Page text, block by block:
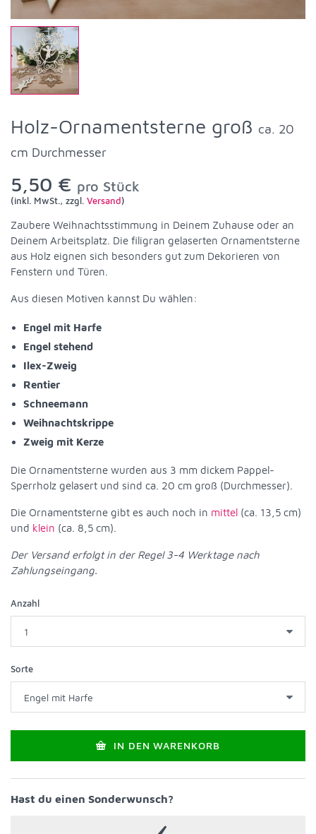
Holz-Ornamentsterne groß ca. 20
cm Durchmesser
5,50 € pro Stück
(inkl. MwSt., zzgl. Versand)
Zaubere Weihnachtsstimmung in Deinem Zuhause oder an
Deinem Arbeitsplatz. Die filigran gelaserten Ornamentsterne
aus Holz eignen sich besonders gut zum Dekorieren von
Fenstern und Türen.
Aus diesen Motiven kannst Du wählen:
Engel mit Harfe
Engel stehend
Ilex-Zweig
Rentier
Schneemann
Weihnachtskrippe
Zweig mit Kerze
Die Ornamentsterne wurden aus 3 mm dickem Pappel-
Sperrholz gelasert und sind ca. 20 cm groß (Durchmesser).
Die Ornamentsterne gibt es auch noch in mittel (ca. 13,5 cm)
und klein (ca. 8,5 cm).
Der Versand erfolgt in der Regel 3-4 Werktage nach
Zahlungseingang.
Anzahl
Sorte
IN DEN WARENKORB
Hast du einen Sonderwunsch?